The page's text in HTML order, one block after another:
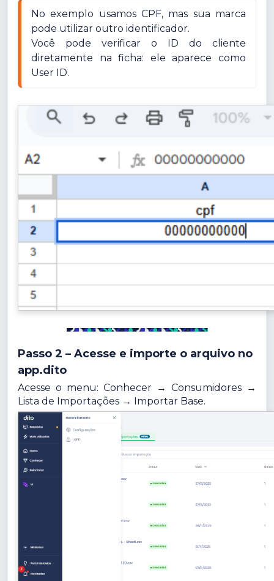
No exemplo usamos CPF, mas sua marca
pode utilizar outro identificador.
Você pode verificar o ID do cliente
diretamente na ficha: ele aparece como
User ID.
Passo 2 – Acesse e importe o arquivo no
app.dito
Acesse o menu: Conhecer → Consumidores →
Lista de Importações → Importar Base.